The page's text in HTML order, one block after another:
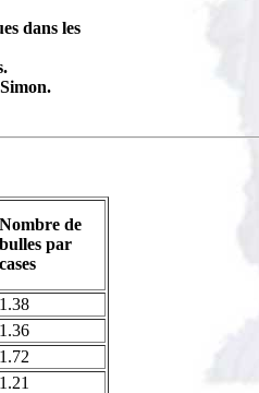
dans les
Nombre de
bulles par
cases
1.38
1.36
1.72
1.21